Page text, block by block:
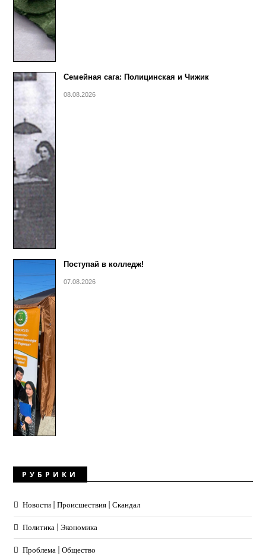
Семейная сага: Полицинская и Чижик
08.08.2026
Поступай в колледж!
07.08.2026
РУБРИКИ
Новости | Происшествия | Скандал
Политика | Экономика
Проблема | Общество